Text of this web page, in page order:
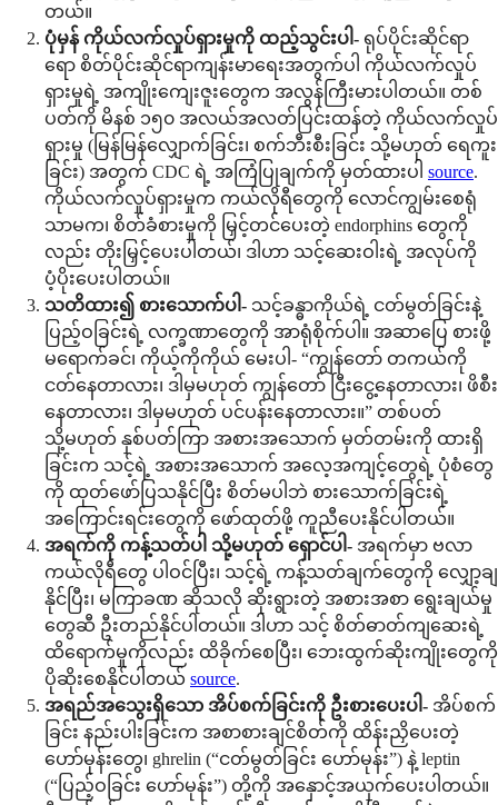
တယ်။
ပုံမှန် ကိုယ်လက်လှုပ်ရှားမှုကို ထည့်သွင်းပါ- ရုပ်ပိုင်းဆိုင်ရာ
ရော စိတ်ပိုင်းဆိုင်ရာကျန်းမာရေးအတွက်ပါ ကိုယ်လက်လှုပ်
ရှားမှုရဲ့ အကျိုးကျေးဇူးတွေက အလွန်ကြီးမားပါတယ်။ တစ်
ပတ်ကို မိနစ် ၁၅၀ အလယ်အလတ်ပြင်းထန်တဲ့ ကိုယ်လက်လှုပ်
ရှားမှု (မြန်မြန်လျှောက်ခြင်း၊ စက်ဘီးစီးခြင်း သို့မဟုတ် ရေကူး
ခြင်း) အတွက် CDC ရဲ့ အကြံပြုချက်ကို မှတ်ထားပါ source.
ကိုယ်လက်လှုပ်ရှားမှုက ကယ်လိုရီတွေကို လောင်ကျွမ်းစေရုံ
သာမက၊ စိတ်ခံစားမှုကို မြှင့်တင်ပေးတဲ့ endorphins တွေကို
လည်း တိုးမြှင့်ပေးပါတယ်၊ ဒါဟာ သင့်ဆေးဝါးရဲ့ အလုပ်ကို
ပံ့ပိုးပေးပါတယ်။
သတိထား၍ စားသောက်ပါ- သင့်ခန္ဓာကိုယ်ရဲ့ ငတ်မွတ်ခြင်းနဲ့
ပြည့်ဝခြင်းရဲ့ လက္ခဏာတွေကို အာရုံစိုက်ပါ။ အဆာပြေ စားဖို့
မရောက်ခင်၊ ကိုယ့်ကိုကိုယ် မေးပါ- “ကျွန်တော် တကယ်ကို
ငတ်နေတာလား၊ ဒါမှမဟုတ် ကျွန်တော် ငြီးငွေ့နေတာလား၊ ဖိစီး
နေတာလား၊ ဒါမှမဟုတ် ပင်ပန်းနေတာလား။” တစ်ပတ်
သို့မဟုတ် နှစ်ပတ်ကြာ အစားအသောက် မှတ်တမ်းကို ထားရှိ
ခြင်းက သင့်ရဲ့ အစားအသောက် အလေ့အကျင့်တွေရဲ့ ပုံစံတွေ
ကို ထုတ်ဖော်ပြသနိုင်ပြီး စိတ်မပါဘဲ စားသောက်ခြင်းရဲ့
အကြောင်းရင်းတွေကို ဖော်ထုတ်ဖို့ ကူညီပေးနိုင်ပါတယ်။
အရက်ကို ကန့်သတ်ပါ သို့မဟုတ် ရှောင်ပါ- အရက်မှာ ဗလာ
ကယ်လိုရီတွေ ပါဝင်ပြီး၊ သင့်ရဲ့ ကန့်သတ်ချက်တွေကို လျှော့ချ
နိုင်ပြီး၊ မကြာခဏ ဆိုသလို ဆိုးရွားတဲ့ အစားအစာ ရွေးချယ်မှု
တွေဆီ ဦးတည်နိုင်ပါတယ်။ ဒါဟာ သင့် စိတ်ဓာတ်ကျဆေးရဲ့
ထိရောက်မှုကိုလည်း ထိခိုက်စေပြီး၊ ဘေးထွက်ဆိုးကျိုးတွေကို
ပိုဆိုးစေနိုင်ပါတယ် source.
အရည်အသွေးရှိသော အိပ်စက်ခြင်းကို ဦးစားပေးပါ- အိပ်စက်
ခြင်း နည်းပါးခြင်းက အစာစားချင်စိတ်ကို ထိန်းညှိပေးတဲ့
ဟော်မုန်းတွေ၊ ghrelin (“ငတ်မွတ်ခြင်း ဟော်မုန်း”) နဲ့ leptin
(“ပြည့်ဝခြင်း ဟော်မုန်း”) တို့ကို အနှောင့်အယှက်ပေးပါတယ်။